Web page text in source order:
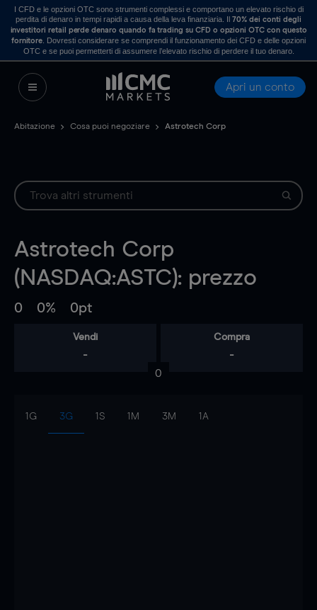
I CFD e le opzioni OTC sono strumenti complessi e comportano un elevato rischio di
perdita di denaro in tempi rapidi a causa della leva finanziaria. Il70% dei conti degli
investitori retail perde denaro quando fa trading su CFD o opzioni OTC con questo
fornitore . Dovresti considerare se comprendi il funzionamento dei CFD e delle opzioni
OTC e se puoi permetterti di assumere l’elevato rischio di perdere il tuo denaro.
Apri un conto
Abitazione Cosa puoi negoziare Astrotech Corp
Astrotech Corp
(NASDAQ:ASTC): prezzo
0 0% 0pt
Vendi
-
Compra
-
0
1G 3G 1S 1M 3M 1A